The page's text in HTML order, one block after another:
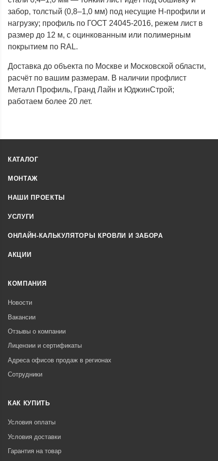
забор, толстый (0,8–1,0 мм) под несущие Н-профили и
нагрузку; профиль по ГОСТ 24045-2016, режем лист в
размер до 12 м, с оцинкованным или полимерным
покрытием по RAL.
Доставка до объекта по Москве и Московской области,
расчёт по вашим размерам. В наличии профлист
Металл Профиль, Гранд Лайн и ЮджинСтрой;
работаем более 20 лет.
КАТАЛОГ
МОНТАЖ
НАШИ ПРОЕКТЫ
УСЛУГИ
ОНЛАЙН-КАЛЬКУЛЯТОРЫ КРОВЛИ И ЗАБОРА
АКЦИИ
КОМПАНИЯ
Новости
Вакансии
Отзывы о компании
Лицензии и сертификаты
Адреса офисов продаж в регионах
Сотрудники
КАК КУПИТЬ
Условия оплаты
Условия доставки
Гарантия на товар